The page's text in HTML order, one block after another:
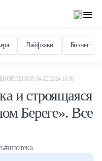
Лайфхаки Бизнес
04.12.2024 10:09
и строящаяся
Береге». Все
#ипотека